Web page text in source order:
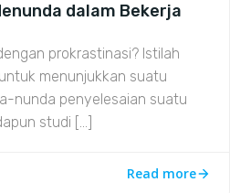
dalam Bekerja
prokrastinasi? Istilah
menunjukkan suatu
nunda penyelesaian suatu
studi […]
Read more